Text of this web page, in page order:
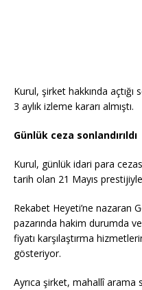
Kurul, şirket hakkında
3 aylık izleme kararı almıştı.
Günlük ceza sonlandırıldı
Kurul, günlük idari para
tarih olan 21 Mayıs
Rekabet Heyeti’ne nazaran
pazarında hakim durumda
fiyatı karşılaştırma
gösteriyor.
Ayrıca şirket, mahallî arama